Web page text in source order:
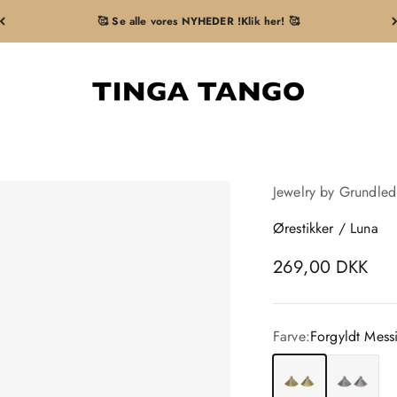
🥰 Se alle vores NYHEDER !Klik her! 🥰
Jewelry by Grundled
Ørestikker / Luna
Salgspris
269,00 DKK
Farve:Forgyldt